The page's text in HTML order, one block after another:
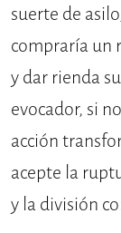
suerte de
compraría un
y dar rienda
evocador, si
acción
acepte la
y la división